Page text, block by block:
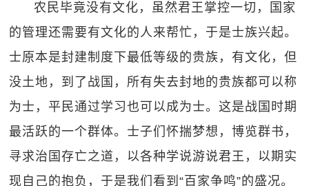
农民毕竟没有文化，虽然君王掌控一切，国家
的管理还需要有文化的人来帮忙，于是士族兴起。
士原本是封建制度下最低等级的贵族，有文化，但
没土地，到了战国，所有失去封地的贵族都可以称
为士，平民通过学习也可以成为士。这是战国时期
最活跃的一个群体。士子们怀揣梦想，博览群书，
寻求治国存亡之道，以各种学说游说君王，以期实
现自己的抱负，于是我们看到“百家争鸣”的盛况。